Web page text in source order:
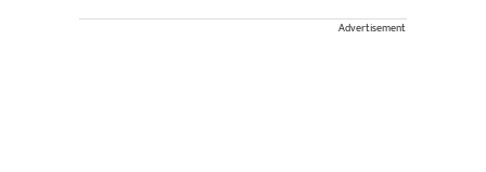
Advertisement